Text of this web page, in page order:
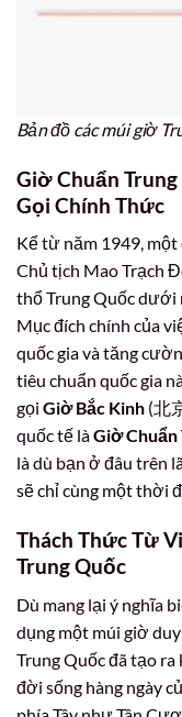
Bản đồ các múi giờ
Giờ Chuẩn Trung
Gọi Chính Thức
Kể từ năm 1949,
Chủ tịch Mao Trạch
thổ Trung Quốc dưới
Mục đích chính của
quốc gia và tăng
tiêu chuẩn quốc gia
gọi Giờ Bắc Kinh (北
quốc tế làGiờ Chuẩn
là dù bạn ở đâu trên
sẽ chỉ cùng một thời
Thách Thức Từ
Trung Quốc
Dù mang lại ý nghĩa
dụng một múi giờ
Trung Quốc đã tạo
đời sống hàng ngày